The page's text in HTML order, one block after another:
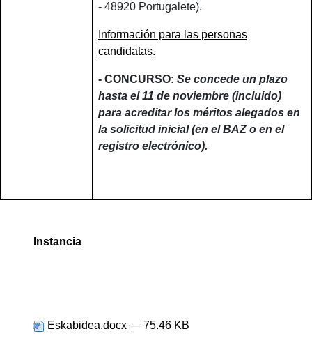
- 48920 Portugalete).
Información para las personas
candidatas.
- CONCURSO: Se concede un plazo
hasta el 11 de noviembre (incluído)
para acreditar los méritos alegados en
la solicitud inicial (en el BAZ o en el
registro electrónico).
Instancia
Eskabidea.docx — 75.46 KB